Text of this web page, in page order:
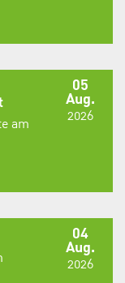
05
Aug.
2026
am
04
Aug.
2026